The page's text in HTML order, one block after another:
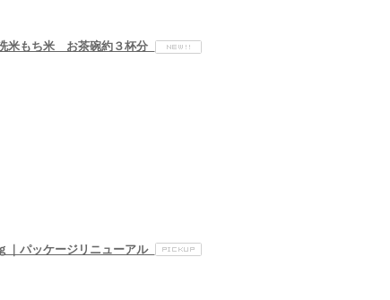
もち米 お茶碗約３杯分
パッケージリニューアル